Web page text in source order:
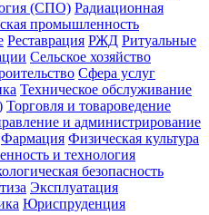
(СПО) Радиационная
промышленность
Реставрация РЖД Ритуальные
Сельское хозяйство
Сфера услуг
Техническое обслуживание
Торговля и товароведение
и администрирование
Фармация Физическая культура
и технология
безопасность
Эксплуатация
Юриспруденция